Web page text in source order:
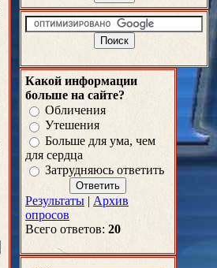
Какой информации
больше на сайте?
Обличения
Утешения
Больше для ума, чем
для сердца
Затрудняюсь ответить
Результаты | Архив
опросов
Всего ответов: 20